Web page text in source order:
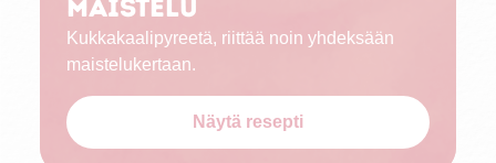
maistelu
Kukkakaalipyreetä, riittää noin yhdeksään
maistelukertaan.
Näytä resepti